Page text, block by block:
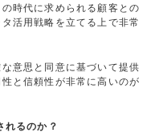
時代に求められる顧客との
活用戦略を立てる上で非常
意思と同意に基づいて提供
と信頼性が非常に高いのが
れるのか？